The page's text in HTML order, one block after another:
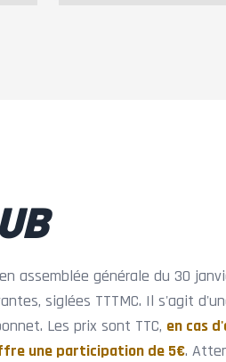
assemblée générale du 30
siglées TTTMC. Il s'agit
Les prix sont TTC, en cas
une participation de 5€.